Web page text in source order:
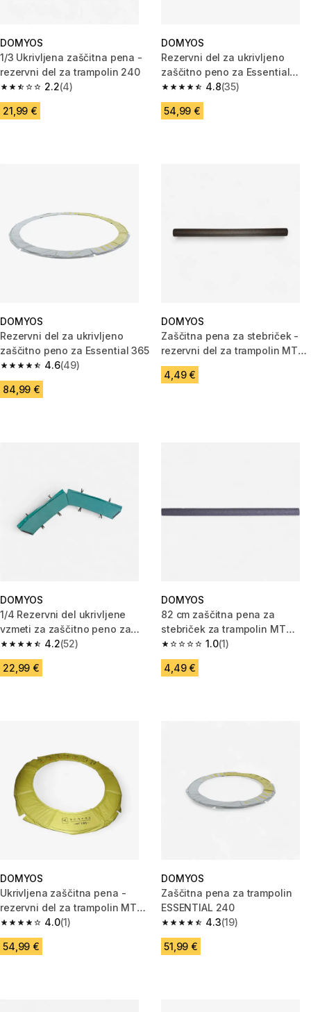
DOMYOS
1/3 Ukrivljena zaščitna pena -
rezervni del za trampolin 240
2.2
2.2 od 5 zvezdic from 4 ocene
(4)
21,99 €
DOMYOS
Rezervni del za ukrivljeno
zaščitno peno za Essential
240
4.8
4.8 od 5 zvezdic from 35 ocene
(35)
54,99 €
DOMYOS
Rezervni del za ukrivljeno
zaščitno peno za Essential 365
4.6
4.6 od 5 zvezdic from 49 ocene
(49)
84,99 €
DOMYOS
Zaščitna pena za stebriček -
rezervni del za trampolin MT
240
4,49 €
DOMYOS
1/4 Rezervni del ukrivljene
vzmeti za zaščitno peno za
trampolin Octagonal 300
4.2
4.2 od 5 zvezdic from 52 ocene
(52)
22,99 €
DOMYOS
82 cm zaščitna pena za
stebriček za trampolin MT
365/420 1.0
1.0 od 5 zvezdic from 1 ocene
(1)
4,49 €
DOMYOS
Ukrivljena zaščitna pena -
rezervni del za trampolin MT
185
4.0
4.0 od 5 zvezdic from 1 ocene
(1)
54,99 €
DOMYOS
Zaščitna pena za trampolin
ESSENTIAL 240
4.3
4.3 od 5 zvezdic from 19 ocene
(19)
51,99 €